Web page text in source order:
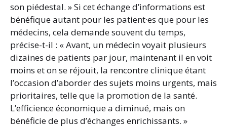
son piédestal. » Si cet échange d’informations est
bénéfique autant pour les patient·es que pour les
médecins, cela demande souvent du temps,
précise-t-il : « Avant, un médecin voyait plusieurs
dizaines de patients par jour, maintenant il en voit
moins et on se réjouit, la rencontre clinique étant
l’occasion d’aborder des sujets moins urgents, mais
prioritaires, telle que la promotion de la santé.
L’efficience économique a diminué, mais on
bénéficie de plus d’échanges enrichissants. »